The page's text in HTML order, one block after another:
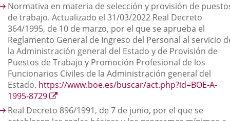
Normativa en materia de selección y provisión de
de trabajo. Actualizado el 31/03/2022 Real Decreto
364/1995, de 10 de marzo, por el que se aprueba el
Reglamento General de Ingreso del Personal al servicio
la Administración general del Estado y de Provisión de
Puestos de Trabajo y Promoción Profesional de los
Funcionarios Civiles de la Administración general del
Estado. https://www.boe.es/buscar/act.php?id=BOE-A-
1995-8729
Enlace
a
una
Real Decreto 896/1991, de 7 de junio, por el que se